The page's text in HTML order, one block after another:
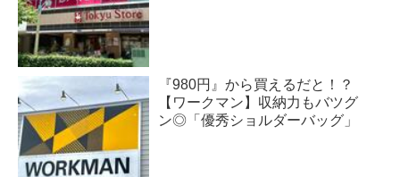
『980円』から買えるだと！？
【ワークマン】収納力もバツグ
ン◎「優秀ショルダーバッグ」